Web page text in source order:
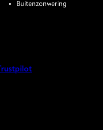
Buitenzonwering
Trustpilot